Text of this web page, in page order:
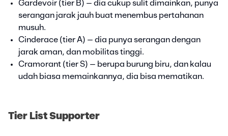
Gardevoir (tier B) – dia cukup sulit dimainkan, punya
serangan jarak jauh buat menembus pertahanan
musuh.
Cinderace (tier A) – dia punya serangan dengan
jarak aman, dan mobilitas tinggi.
Cramorant (tier S) – berupa burung biru, dan kalau
udah biasa memainkannya, dia bisa mematikan.
Tier List Supporter